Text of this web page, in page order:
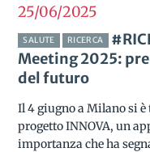
25/062025
SALUTE RICERCA
Meeting 2025:
del futuro
Il 4 giugno a Milano si
progetto INNOVA, un
importanza che ha